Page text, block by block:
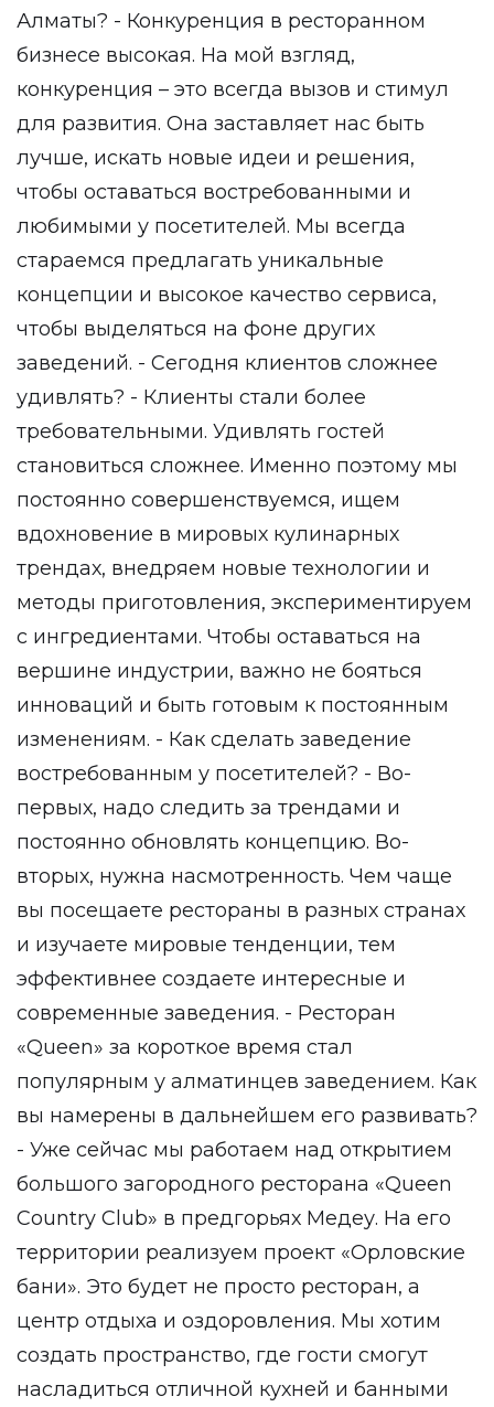
Алматы? - Конкуренция в ресторанном
бизнесе высокая. На мой взгляд,
конкуренция – это всегда вызов и стимул
для развития. Она заставляет нас быть
лучше, искать новые идеи и решения,
чтобы оставаться востребованными и
любимыми у посетителей. Мы всегда
стараемся предлагать уникальные
концепции и высокое качество сервиса,
чтобы выделяться на фоне других
заведений. - Сегодня клиентов сложнее
удивлять? - Клиенты стали более
требовательными. Удивлять гостей
становиться сложнее. Именно поэтому мы
постоянно совершенствуемся, ищем
вдохновение в мировых кулинарных
трендах, внедряем новые технологии и
методы приготовления, экспериментируем
с ингредиентами. Чтобы оставаться на
вершине индустрии, важно не бояться
инноваций и быть готовым к постоянным
изменениям. - Как сделать заведение
востребованным у посетителей? - Во-
первых, надо следить за трендами и
постоянно обновлять концепцию. Во-
вторых, нужна насмотренность. Чем чаще
вы посещаете рестораны в разных странах
и изучаете мировые тенденции, тем
эффективнее создаете интересные и
современные заведения. - Ресторан
«Queen» за короткое время стал
популярным у алматинцев заведением. Как
вы намерены в дальнейшем его развивать?
- Уже сейчас мы работаем над открытием
большого загородного ресторана «Queen
Country Club» в предгорьях Медеу. На его
территории реализуем проект «Орловские
бани». Это будет не просто ресторан, а
центр отдыха и оздоровления. Мы хотим
создать пространство, где гости смогут
насладиться отличной кухней и банными